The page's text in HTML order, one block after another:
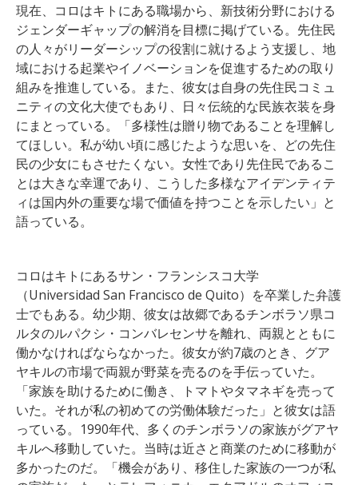
現在、コロはキトにある職場から、新技術分野における
ジェンダーギャップの解消を目標に掲げている。先住民
の人々がリーダーシップの役割に就けるよう支援し、地
域における起業やイノベーションを促進するための取り
組みを推進している。また、彼女は自身の先住民コミュ
ニティの文化大使でもあり、日々伝統的な民族衣装を身
にまとっている。「多様性は贈り物であることを理解し
てほしい。私が幼い頃に感じたような思いを、どの先住
民の少女にもさせたくない。女性であり先住民であるこ
とは大きな幸運であり、こうした多様なアイデンティテ
ィは国内外の重要な場で価値を持つことを示したい」と
語っている。
コロはキトにあるサン・フランシスコ大学
（Universidad San Francisco de Quito）を卒業した弁護
士でもある。幼少期、彼女は故郷であるチンボラソ県コ
ルタのルパクシ・コンバレセンサを離れ、両親とともに
働かなければならなかった。彼女が約7歳のとき、グア
ヤキルの市場で両親が野菜を売るのを手伝っていた。
「家族を助けるために働き、トマトやタマネギを売って
いた。それが私の初めての労働体験だった」と彼女は語
っている。1990年代、多くのチンボラソの家族がグアヤ
キルへ移動していた。当時は近さと商業のために移動が
多かったのだ。「機会があり、移住した家族の一つが私